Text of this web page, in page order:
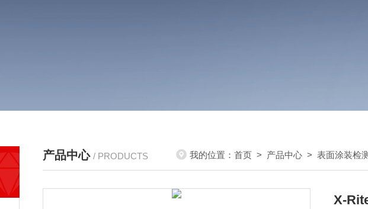
产品中心 / PRODUCTS 我的位置： 首页 > 产品中心 > 表面涂装检测
X-